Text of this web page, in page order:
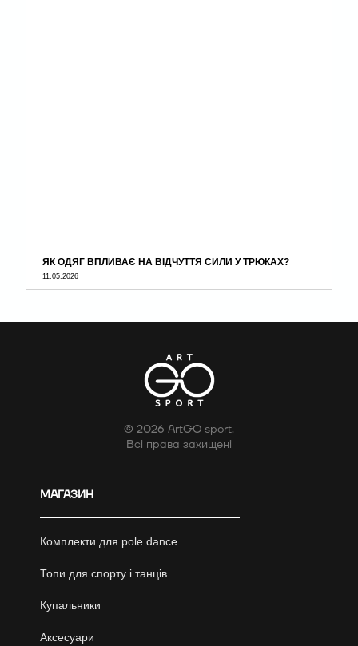
ЯК ОДЯГ ВПЛИВАЄ НА ВІДЧУТТЯ СИЛИ У ТРЮКАХ?
11.05.2026
© 2026 ArtGO sport.
Всі права захищені
МАГАЗИН
Комплекти для pole dance
Топи для спорту і танців
Купальники
Аксесуари